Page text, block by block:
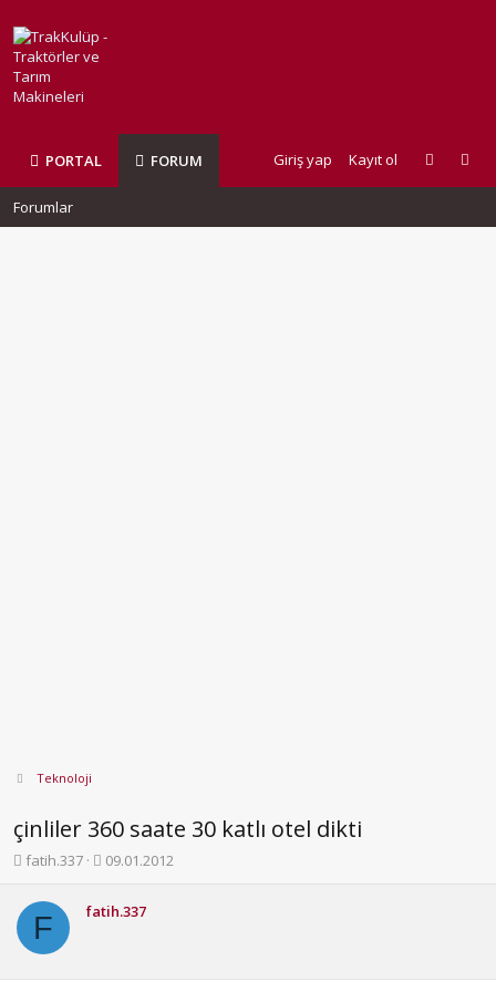
PORTAL FORUM Giriş yap Kayıt ol
Forumlar
Teknoloji
çinliler 360 saate 30 katlı otel dikti
K
n
y
u
fatih.337
B
l
g
09.01.2012
F fatih.337